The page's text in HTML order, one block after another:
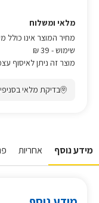
מלאי ומשלוח
מחיר המוצר אינו כולל
שימוש- 39 ₪
מוצר זה ניתן לאיסוף
בדיקת מלאי
מידע נוסף אחריות